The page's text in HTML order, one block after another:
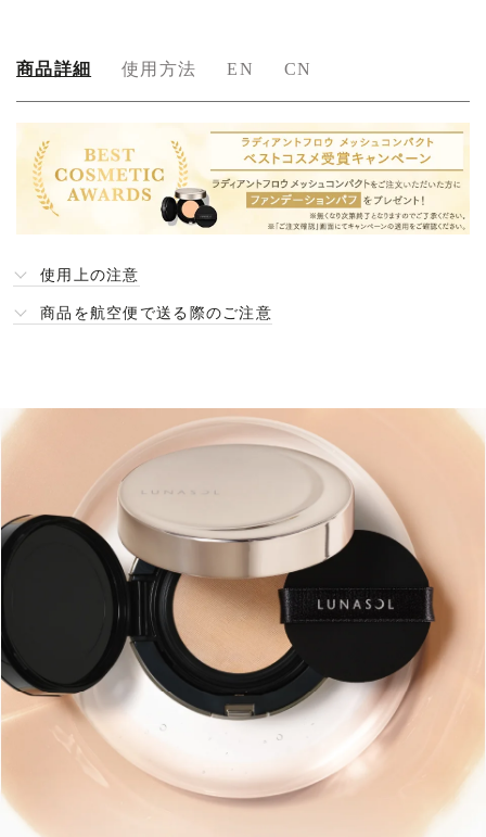
商品詳細 使用方法 EN CN
商
品
詳
使用上の注意
商品を航空便で送る際のご注意